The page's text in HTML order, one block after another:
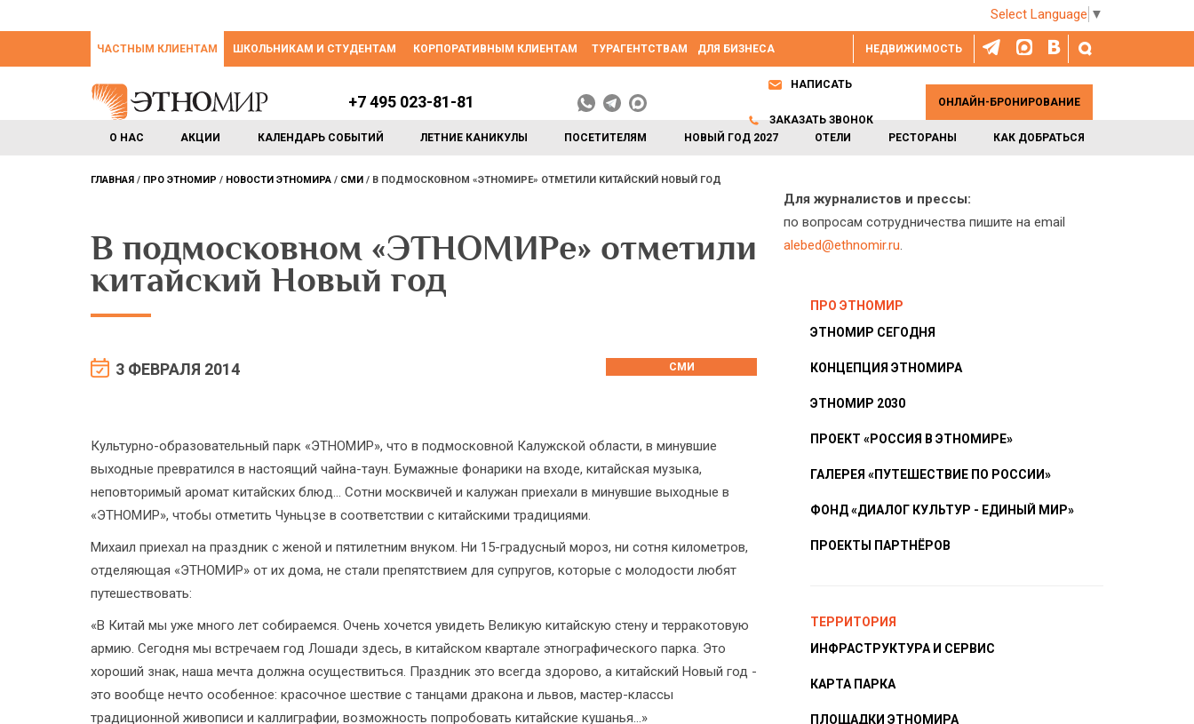
Select Language ▼
НЕДВИЖИМОСТЬ
ЧАСТНЫМ КЛИЕНТАМ ШКОЛЬНИКАМ И СТУДЕНТАМ КОРПОРАТИВНЫМ КЛИЕНТАМ ТУРАГЕНТСТВАМ ДЛЯ БИЗНЕСА
О НАС АКЦИИ КАЛЕНДАРЬ СОБЫТИЙ ЛЕТНИЕ КАНИКУЛЫ ПОСЕТИТЕЛЯМ НОВЫЙ ГОД 2027 ОТЕЛИ РЕСТОРАНЫ КАК ДОБРАТЬСЯ
+7 495 023-81-81
НАПИСАТЬ
ЗАКАЗАТЬ ЗВОНОК
ОНЛАЙН-БРОНИРОВАНИЕ
ГЛАВНАЯ ПРО ЭТНОМИР НОВОСТИ ЭТНОМИРА СМИ В ПОДМОСКОВНОМ «ЭТНОМИРЕ» ОТМЕТИЛИ КИТАЙСКИЙ НОВЫЙ ГОД
В подмосковном «ЭТНОМИРе» отметили
китайский Новый год
3 ФЕВРАЛЯ 2014 СМИ
Культурно-образовательный парк «ЭТНОМИР», что в подмосковной Калужской области, в минувшие
выходные превратился в настоящий чайна-таун. Бумажные фонарики на входе, китайская музыка,
неповторимый аромат китайских блюд... Сотни москвичей и калужан приехали в минувшие выходные в
«ЭТНОМИР», чтобы отметить Чуньцзе в соответствии с китайскими традициями.
Михаил приехал на праздник с женой и пятилетним внуком. Ни 15-градусный мороз, ни сотня километров,
отделяющая «ЭТНОМИР» от их дома, не стали препятствием для супругов, которые с молодости любят
путешествовать:
«В Китай мы уже много лет собираемся. Очень хочется увидеть Великую китайскую стену и терракотовую
армию. Сегодня мы встречаем год Лошади здесь, в китайском квартале этнографического парка. Это
хороший знак, наша мечта должна осуществиться. Праздник это всегда здорово, а китайский Новый год -
это вообще нечто особенное: красочное шествие с танцами дракона и львов, мастер-классы
традиционной живописи и каллиграфии, возможность попробовать китайские кушанья...»
Для журналистов и прессы:
по вопросам сотрудничества пишите на email
alebed@ethnomir.ru.
ПРО ЭТНОМИР
ЭТНОМИР СЕГОДНЯ
КОНЦЕПЦИЯ ЭТНОМИРА
ЭТНОМИР 2030
ПРОЕКТ «РОССИЯ В ЭТНОМИРЕ»
ГАЛЕРЕЯ «ПУТЕШЕСТВИЕ ПО РОССИИ»
ФОНД «ДИАЛОГ КУЛЬТУР - ЕДИНЫЙ МИР»
ПРОЕКТЫ ПАРТНЁРОВ
ТЕРРИТОРИЯ
ИНФРАСТРУКТУРА И СЕРВИС
КАРТА ПАРКА
ПЛОЩАДКИ ЭТНОМИРА